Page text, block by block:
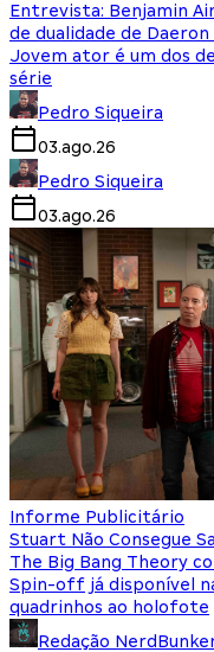
Entrevista: Benjamin
de dualidade de Daeron
Jovem ator é um dos
série
Pedro Siqueira
03.ago.26
Pedro Siqueira
03.ago.26
Informe Publicitário
Stuart Não Consegue
The Big Bang Theory
Spin-off já disponível
quadrinhos ao holofote
Redação